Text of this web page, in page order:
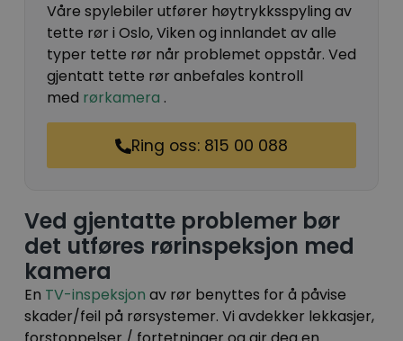
Ved gjentatte problemer bør
det utføres rørinspeksjon med
kamera
En TV-inspeksjon av rør benyttes for å påvise
skader/feil på rørsystemer. Vi avdekker lekkasjer,
Våre spylebiler utfører høytrykksspyling av
tette rør i Oslo, Viken og innlandet av alle
typer tette rør når problemet oppstår. Ved
gjentatt tette rør anbefales kontroll
med rørkamera .
Ring oss: 815 00 088